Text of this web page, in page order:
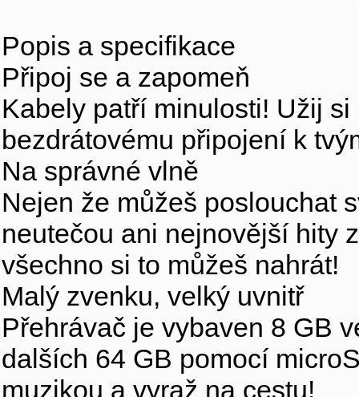
Popis a specifikace
Připoj se a zapomeň
Kabely patří minulosti! Užij
bezdrátovému připojení k
Na správné vlně
Nejen že můžeš poslouchat
neutečou ani nejnovější hity
všechno si to můžeš nahrát!
Malý zvenku, velký uvnitř
Přehrávač je vybaven 8 GB
dalších 64 GB pomocí
muzikou a vyraž na cestu!